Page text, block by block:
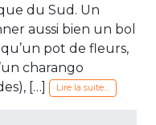
du Sud. Un
aussi bien un bol
pot de fleurs,
charango
[…]
Lire la suite…